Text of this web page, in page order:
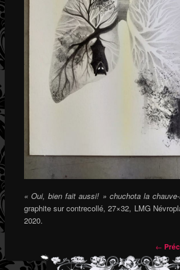
« Oui, bien fait aussi! » chuchota la
graphite sur contrecollé, 27×32, LMG
2020.
←